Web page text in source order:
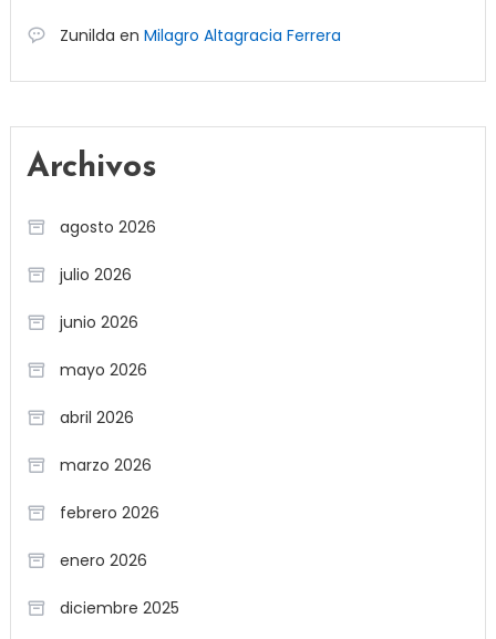
Zunilda en Milagro Altagracia Ferrera
Archivos
agosto 2026
julio 2026
junio 2026
mayo 2026
abril 2026
marzo 2026
febrero 2026
enero 2026
diciembre 2025